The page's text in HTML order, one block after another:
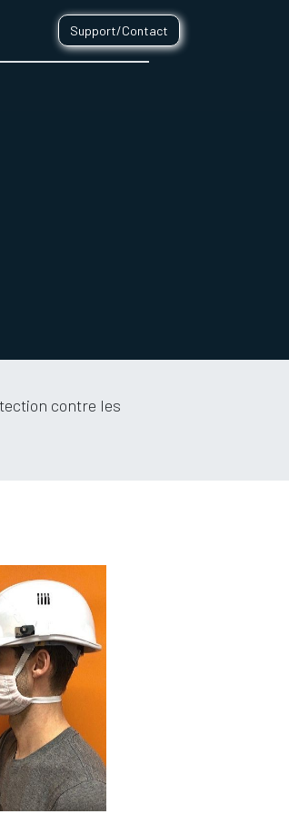
Support/Contact
contre les